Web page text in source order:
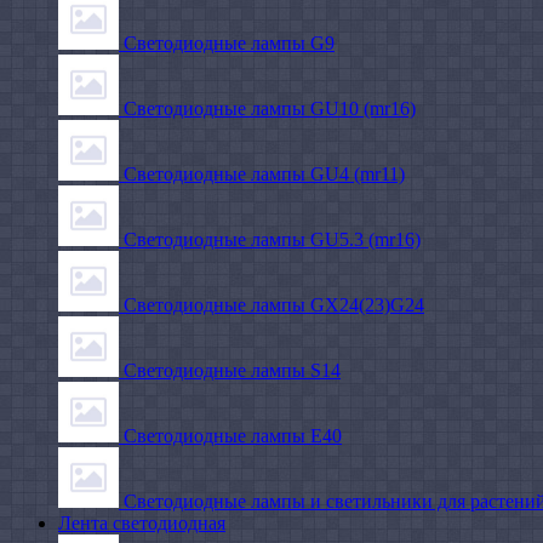
Светодиодные лампы G9
Светодиодные лампы GU10 (mr16)
Светодиодные лампы GU4 (mr11)
Светодиодные лампы GU5.3 (mr16)
Светодиодные лампы GX24(23)G24
Светодиодные лампы S14
Светодиодные лампы Е40
Светодиодные лампы и светильники для
Лента светодиодная